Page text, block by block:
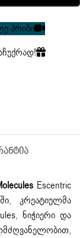
პრიზი
Escentric
კრეატიულმა
ნიჭიერი და